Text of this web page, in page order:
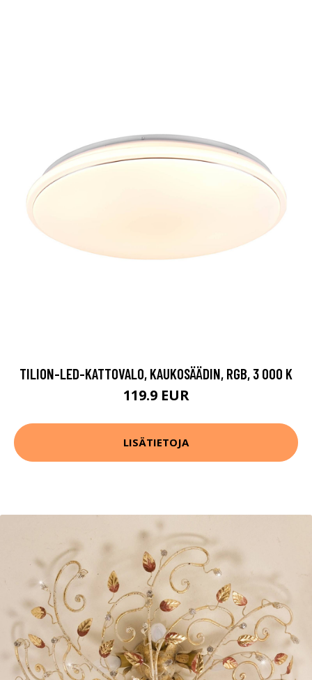
TILION-LED-KATTOVALO, KAUKOSÄÄDIN, RGB, 3 000 K
119.9 EUR
LISÄTIETOJA